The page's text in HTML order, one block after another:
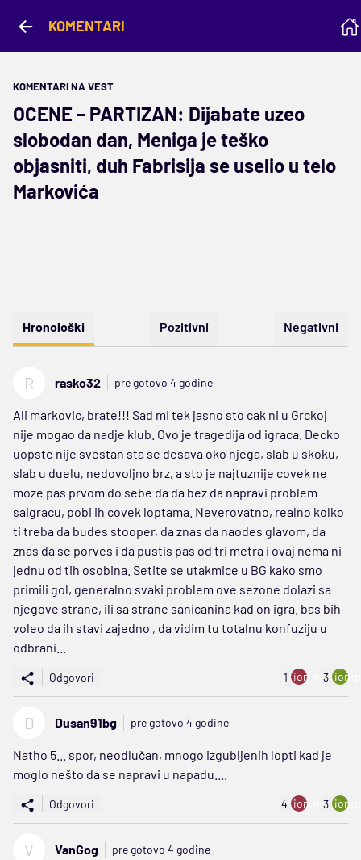
KOMENTARI
KOMENTARI NA VEST
OCENE – PARTIZAN: Dijabate uzeo
slobodan dan, Meniga je teško
objasniti, duh Fabrisija se uselio u telo
Markovića
Hronološki Pozitivni Negativni
R rasko32 pre gotovo 4 godine
Ali markovic, brate!!! Sad mi tek jasno sto cak ni u Grckoj
nije mogao da nadje klub. Ovo je tragedija od igraca. Decko
uopste nije svestan sta se desava oko njega, slab u skoku,
slab u duelu, nedovoljno brz, a sto je najtuznije covek ne
moze pas prvom do sebe da da bez da napravi problem
saigracu, pobi ih covek loptama. Neverovatno, realno kolko
ti treba da budes stooper, da znas da naodes glavom, da
znas da se porves i da pustis pas od tri metra i ovaj nema ni
jednu od tih osobina. Setite se utakmice u BG kako smo
primili gol, generalno svaki problem ove sezone dolazi sa
njegove strane, ili sa strane sanicanina kad on igra. bas bih
voleo da ih stavi zajedno , da vidim tu totalnu konfuziju u
odbrani...
Odgovori 1 ion:minus
3
D Dusan91bg pre gotovo 4 godine
Natho 5... spor, neodlučan, mnogo izgubljenih lopti kad je
moglo nešto da se napravi u napadu....
Odgovori 4 ion:minus
3
V VanGog pre gotovo 4 godine